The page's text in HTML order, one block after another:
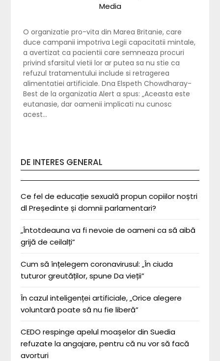
Media
O organizatie pro-vita din Marea Britanie, care
duce campanii impotriva Legii capacitatii mintale,
a avertizat ca pacientii care semneaza procuri
privind sfarsitul vietii lor ar putea sa nu stie ca
refuzul tratamentului include si retragerea
alimentatiei artificiale. Dna Elspeth Chowdharay-
Best de la organizatia Alert a spus: „Aceasta este
eutanasie, dar oamenii implicati nu cunosc
acest…
DE INTERES GENERAL
Ce fel de educație sexuală propun copiilor noștri
dl Președinte și domnii parlamentari?
„Întotdeauna va fi nevoie de oameni ca să aibă
grijă de ceilalți”
Cum să înțelegem coronavirusul: „În ciuda
tuturor greutăților, spune Da vieții”
În cazul inteligenței artificiale, „Orice alegere
voluntară poate să nu fie liberă”
CEDO respinge apelul moașelor din Suedia
refuzate la angajare, pentru că nu vor să facă
avorturi